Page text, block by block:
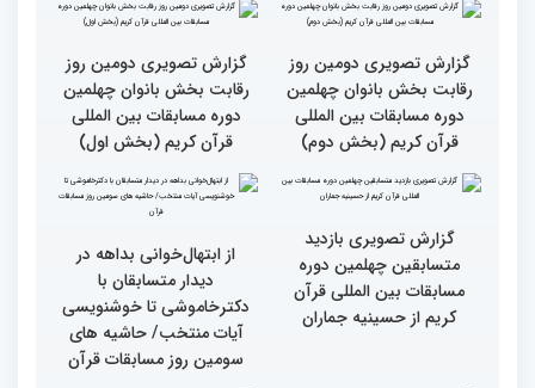
صمیمی رئیس سازمان اوقاف
خواهران و برادران،
متسابقین چهلمین دوره
مسابقات بین المللی قرآن
کریم(بخش دوم)
صمیمی رئیس سازمان اوقاف
خواهران و برادران،
متسابقین چهلمین دوره
مسابقات بین المللی قرآن
کریم(بخش اول)
گزارش تصویری دومین روز
رقابت بخش بانوان چهلمین
دوره مسابقات بین المللی
قرآن کریم (بخش دوم)
گزارش تصویری دومین روز
رقابت بخش بانوان چهلمین
دوره مسابقات بین المللی
قرآن کریم (بخش اول)